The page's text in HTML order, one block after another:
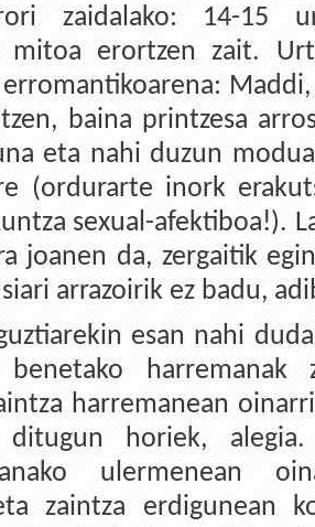
zaidalako: 14-15
mitoa erortzen zait.
baina printzesa
eta nahi duzun
(ordurarte inork
sexual-afektiboa!).
joanen da, zergaitik
arrazoirik ez badu,
esan nahi
benetako
harremanean
ditugun horiek,
ulermenean
zaintza erdigunean